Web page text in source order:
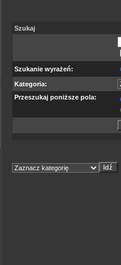
Szukaj
Szukanie wyrażeń:
Kategoria:
Przeszukaj poniższe pola: